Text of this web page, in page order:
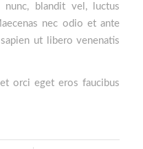
nunc, blandit vel, luctus
nec odio et ante
ut libero venenatis
orci eget eros faucibus